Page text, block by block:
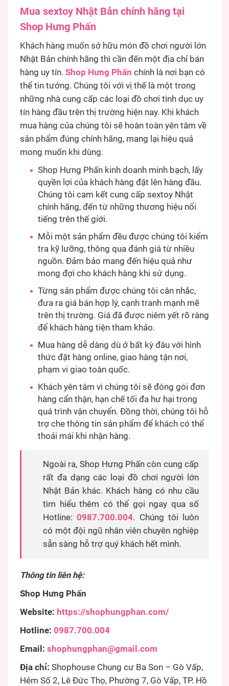
Mua sextoy Nhật Bản chính hãng tại
Shop Hưng Phấn
Khách hàng muốn sở hữu món đồ chơi người lớn
Nhật Bản chính hãng thì cần đến một địa chỉ bán
hàng uy tín. Shop Hưng Phấn chính là nơi bạn có
thể tin tưởng. Chúng tôi với vị thế là một trong
những nhà cung cấp các loại đồ chơi tình dục uy
tín hàng đầu trên thị trường hiện nay. Khi khách
mua hàng của chúng tôi sẽ hoàn toàn yên tâm về
sản phẩm đúng chính hãng, mang lại hiệu quả
mong muốn khi dùng.
Shop Hưng Phấn kinh doanh minh bạch, lấy
quyền lợi của khách hàng đặt lên hàng đầu.
Chúng tôi cam kết cung cấp sextoy Nhật
chính hãng, đến từ những thương hiệu nổi
tiếng trên thế giới.
Mỗi một sản phẩm đều được chúng tôi kiểm
tra kỹ lưỡng, thông qua đánh giá từ nhiều
nguồn. Đảm bảo mang đến hiệu quả như
mong đợi cho khách hàng khi sử dụng.
Từng sản phẩm được chúng tôi cân nhắc,
đưa ra giá bán hợp lý, cạnh tranh mạnh mẽ
trên thị trường. Giá đã được niêm yết rõ ràng
để khách hàng tiện tham khảo.
Mua hàng dễ dàng dù ở bất kỳ đâu với hình
thức đặt hàng online, giao hàng tận nơi,
phạm vi giao toàn quốc.
Khách yên tâm vì chúng tôi sẽ đóng gói đơn
hàng cẩn thận, hạn chế tối đa hư hại trong
quá trình vận chuyển. Đồng thời, chúng tôi hỗ
trợ che thông tin sản phẩm để khách có thể
thoải mái khi nhận hàng.
Ngoài ra, Shop Hưng Phấn còn cung cấp
rất đa dạng các loại đồ chơi người lớn
Nhật Bản khác. Khách hàng có nhu cầu
tìm hiểu thêm có thể gọi ngay qua số
Hotline:0987.700.004. Chúng tôi luôn
có một đội ngũ nhân viên chuyên nghiệp
sẵn sàng hỗ trợ quý khách hết mình.
Thông tin liên hệ:
Shop Hưng Phấn
Website: https://shophungphan.com/
Hotline: 0987.700.004
Email: shophungphan@gmail.com
Địa chỉ: Shophouse Chung cư Ba Son – Gò Vấp,
Hẻm Số 2, Lê Đức Thọ, Phường 7, Gò Vấp, TP. Hồ